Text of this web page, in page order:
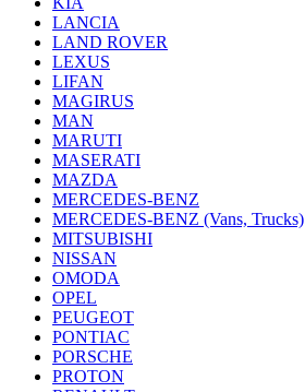
LANCIA
LAND ROVER
LEXUS
LIFAN
MAGIRUS
MAN
MARUTI
MASERATI
MAZDA
MERCEDES-BENZ
MERCEDES-BENZ (Vans, Trucks)
MITSUBISHI
NISSAN
OMODA
OPEL
PEUGEOT
PONTIAC
PORSCHE
PROTON